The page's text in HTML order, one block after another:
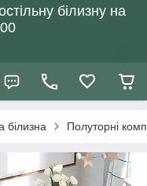
білизну на
білизна Полуторні